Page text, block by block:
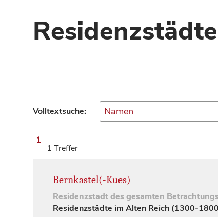
Volltextsuche:
1
1 Treffer
Bernkastel(-Kues)
Residenzstadtdes gesamten
Residenzstädte im Alten Reich (1300-